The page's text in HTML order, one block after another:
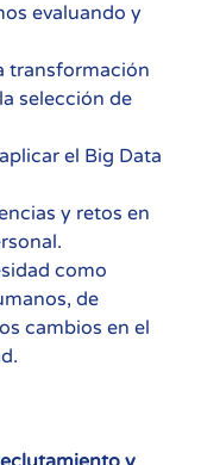
evaluando y
transformación
selección de
el Big Data
y retos en
como
de
cambios en el